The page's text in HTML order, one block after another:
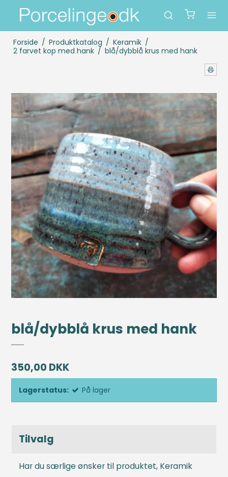
Forside / Produktkatalog / Keramik /
2 farvet kop med hank / blå/dybblå krus med hank
blå/dybblå krus med hank
350,00 DKK
Lagerstatus: På lager
Tilvalg
Har du særlige ønsker til produktet, Keramik